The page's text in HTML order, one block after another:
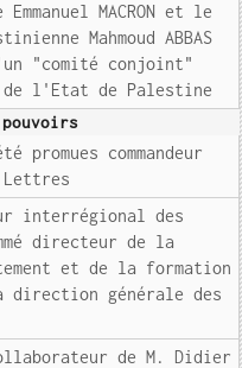
MACRON et le
Mahmoud ABBAS
"comité conjoint"
l'Etat de Palestine
commandeur
interrégional des
directeur de la
et de la formation
direction générale des
de M. Didier